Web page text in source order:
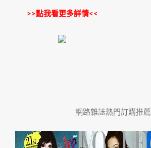
>>點我看更多詳情<<
網路雜誌熱門訂購推薦